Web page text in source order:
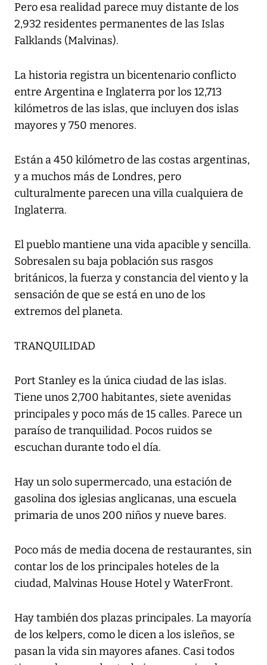
Pero esa realidad parece muy distante de los
2,932 residentes permanentes de las Islas
Falklands (Malvinas).
La historia registra un bicentenario conflicto
entre Argentina e Inglaterra por los 12,713
kilómetros de las islas, que incluyen dos islas
mayores y 750 menores.
Están a 450 kilómetro de las costas argentinas,
y a muchos más de Londres, pero
culturalmente parecen una villa cualquiera de
Inglaterra.
El pueblo mantiene una vida apacible y sencilla.
Sobresalen su baja población sus rasgos
británicos, la fuerza y constancia del viento y la
sensación de que se está en uno de los
extremos del planeta.
TRANQUILIDAD
Port Stanley es la única ciudad de las islas.
Tiene unos 2,700 habitantes, siete avenidas
principales y poco más de 15 calles. Parece un
paraíso de tranquilidad. Pocos ruidos se
escuchan durante todo el día.
Hay un solo supermercado, una estación de
gasolina dos iglesias anglicanas, una escuela
primaria de unos 200 niños y nueve bares.
Poco más de media docena de restaurantes, sin
contar los de los principales hoteles de la
ciudad, Malvinas House Hotel y WaterFront.
Hay también dos plazas principales. La mayoría
de los kelpers, como le dicen a los isleños, se
pasan la vida sin mayores afanes. Casi todos